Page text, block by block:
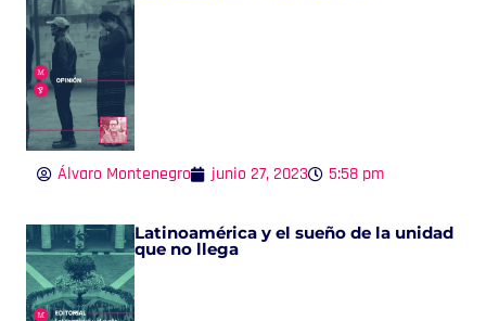
Álvaro Montenegro junio 27, 2023 5:58 pm
Latinoamérica y el sueño de la unidad
que no llega